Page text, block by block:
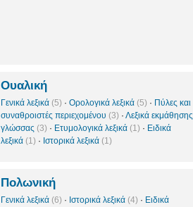
Ουαλική
Γενικά λεξικά (5) · Ορολογικά λεξικά (5) · Πύλες και
συναθροιστές περιεχομένου (3) · Λεξικά εκμάθησης
γλώσσας (3) · Ετυμολογικά λεξικά (1) · Ειδικά
λεξικά (1) · Ιστορικά λεξικά (1)
Πολωνική
Γενικά λεξικά (6) · Ιστορικά λεξικά (4) · Ειδικά